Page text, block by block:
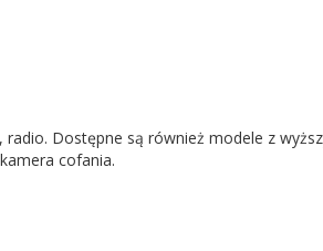
radio. Dostępne są również modele z
cofania.